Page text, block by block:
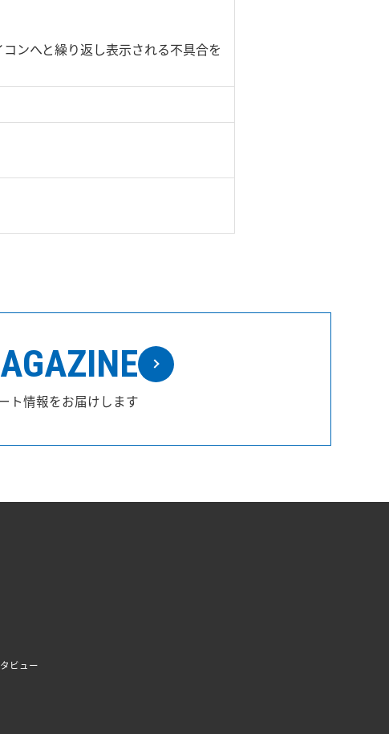
ンへと繰り返し表示される不具合を
ト情報をお届けします
ビュー